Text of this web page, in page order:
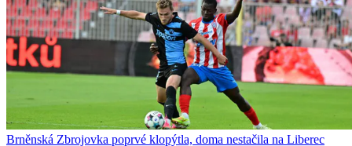
Brněnská Zbrojovka poprvé klopýtla, doma nestačila na Liberec